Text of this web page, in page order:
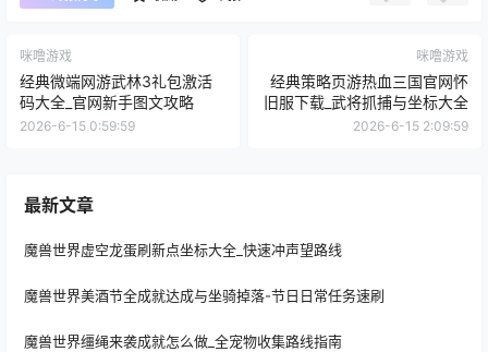
咪噜游戏
经典微端网游武林3礼包激活
码大全_官网新手图文攻略
2026-6-15 0:59:59
咪噜游戏
经典策略页游热血三国官网怀
旧服下载_武将抓捕与坐标大全
2026-6-15 2:09:59
最新文章
魔兽世界虚空龙蛋刷新点坐标大全_快速冲声望路线
魔兽世界美酒节全成就达成与坐骑掉落-节日日常任务速刷
魔兽世界缰绳来袭成就怎么做_全宠物收集路线指南